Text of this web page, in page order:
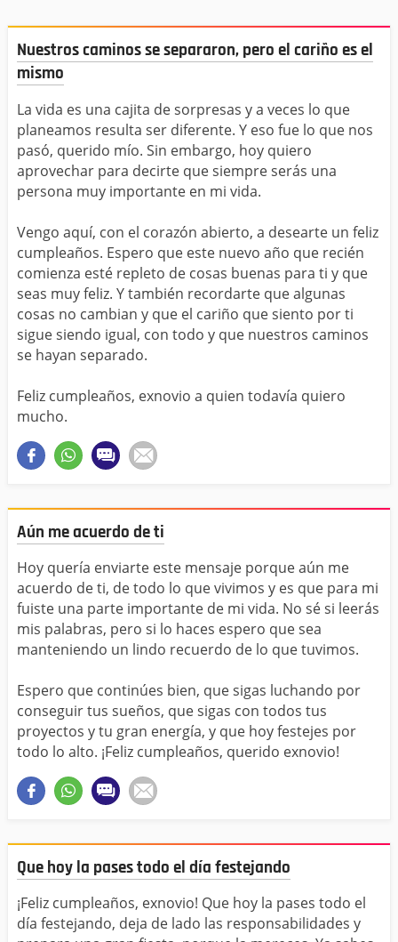
Nuestros caminos se separaron, pero el cariño es el
mismo
La vida es una cajita de sorpresas y a veces lo que
planeamos resulta ser diferente. Y eso fue lo que nos
pasó, querido mío. Sin embargo, hoy quiero
aprovechar para decirte que siempre serás una
persona muy importante en mi vida.
Vengo aquí, con el corazón abierto, a desearte un feliz
cumpleaños. Espero que este nuevo año que recién
comienza esté repleto de cosas buenas para ti y que
seas muy feliz. Y también recordarte que algunas
cosas no cambian y que el cariño que siento por ti
sigue siendo igual, con todo y que nuestros caminos
se hayan separado.
Feliz cumpleaños, exnovio a quien todavía quiero
mucho.
Aún me acuerdo de ti
Hoy quería enviarte este mensaje porque aún me
acuerdo de ti, de todo lo que vivimos y es que para mi
fuiste una parte importante de mi vida. No sé si leerás
mis palabras, pero si lo haces espero que sea
manteniendo un lindo recuerdo de lo que tuvimos.
Espero que continúes bien, que sigas luchando por
conseguir tus sueños, que sigas con todos tus
proyectos y tu gran energía, y que hoy festejes por
todo lo alto. ¡Feliz cumpleaños, querido exnovio!
Que hoy la pases todo el día festejando
¡Feliz cumpleaños, exnovio! Que hoy la pases todo el
día festejando, deja de lado las responsabilidades y